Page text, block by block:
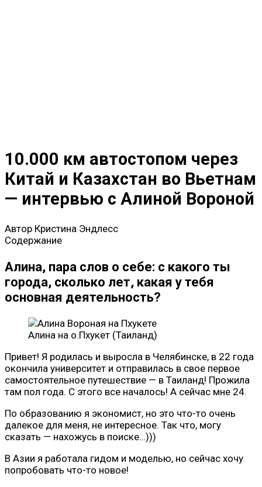
10.000 км автостопом через
Китай и Казахстан во Вьетнам
— интервью с Алиной Вороной
Автор Кристина Эндлесс
Содержание
Алина, пара слов о себе: с какого ты
города, сколько лет, какая у тебя
основная деятельность?
Алина на о.Пхукет (Таиланд)
Привет! Я родилась и выросла в Челябинске, в 22 года
окончила университет и отправилась в свое первое
самостоятельное путешествие — в Таиланд! Прожила
там пол года. С этого все началось! А сейчас мне 24.
По образованию я экономист, но это что-то очень
далекое для меня, не интересное. Так что, могу
сказать — нахожусь в поиске…)))
В Азии я работала гидом и моделью, но сейчас хочу
попробовать что-то новое!